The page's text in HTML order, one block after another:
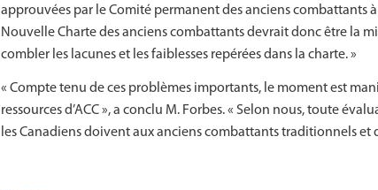
approuvées par le Comité permanent des anciens combattants
Nouvelle Charte des anciens combattants devrait donc être la
combler les lacunes et les faiblesses repérées dans la charte. »
« Compte tenu de ces problèmes importants, le moment est
ressources d’ACC », a conclu M. Forbes. « Selon nous, toute
les Canadiens doivent aux anciens combattants traditionnels et